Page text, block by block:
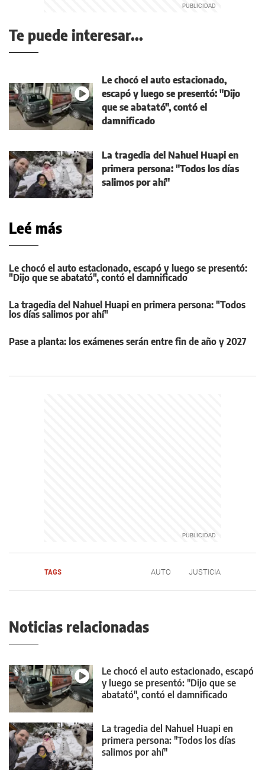
Te puede interesar...
Le chocó el auto estacionado,
escapó y luego se presentó: "Dijo
que se abatató", contó el
damnificado
La tragedia del Nahuel Huapi en
primera persona: "Todos los días
salimos por ahí"
Leé más
Le chocó el auto estacionado, escapó y luego se presentó:
"Dijo que se abatató", contó el damnificado
La tragedia del Nahuel Huapi en primera persona: "Todos
los días salimos por ahí"
Pase a planta: los exámenes serán entre fin de año y 2027
TAGS AUTO JUSTICIA
Noticias relacionadas
Le chocó el auto estacionado, escapó
y luego se presentó: "Dijo que se
abatató", contó el damnificado
La tragedia del Nahuel Huapi en
primera persona: "Todos los días
salimos por ahí"